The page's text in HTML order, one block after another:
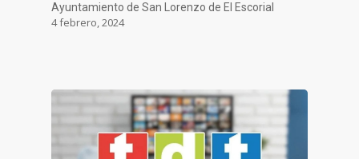
Ayuntamiento de San Lorenzo de El Escorial
4 febrero, 2024